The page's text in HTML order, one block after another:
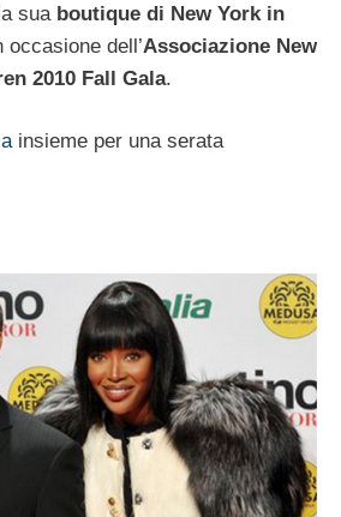
sua boutique di New York in
occasione dell’Associazione New
2010 Fall Gala.
insieme per una serata